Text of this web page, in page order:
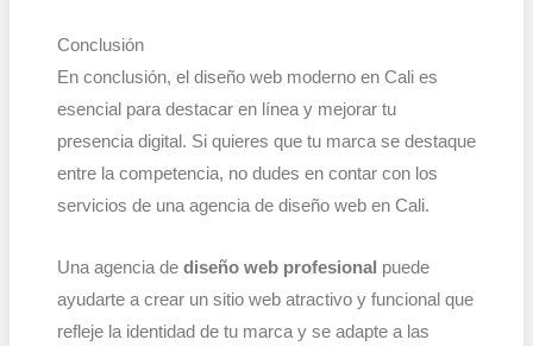
Conclusión
En conclusión, el diseño web moderno en Cali es
esencial para destacar en línea y mejorar tu
presencia digital. Si quieres que tu marca se destaque
entre la competencia, no dudes en contar con los
servicios de una agencia de diseño web en Cali.
Una agencia de diseño web profesional puede
ayudarte a crear un sitio web atractivo y funcional que
refleje la identidad de tu marca y se adapte a las